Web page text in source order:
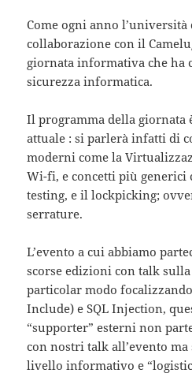
Come ogni anno
collaborazione con il
giornata informativa che ha
sicurezza informatica.
Il programma della giornata
attuale : si parlerà infatti di
moderni come la
Wi-fi, e concetti più generici
testing, e il lockpicking;
serrature.
L’evento a cui abbiamo
scorse edizioni con talk
particolar modo
Include) e SQL Injection,
“supporter” esterni non
con nostri talk all’evento
livello informativo e